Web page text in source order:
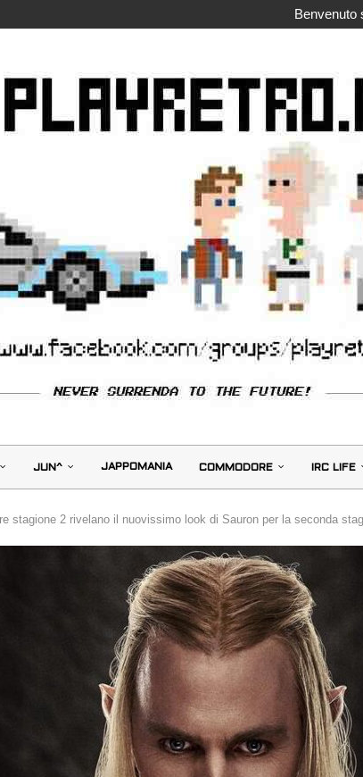
Benvenuto
JUN^ JAPPOMANIA COMMODORE IRC LIFE
stagione 2 rivelano il nuovissimo look di Sauron per la seconda